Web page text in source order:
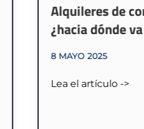
Alquileres de corta
¿hacia dónde va el
8 MAYO 2025
Lea el artículo ->